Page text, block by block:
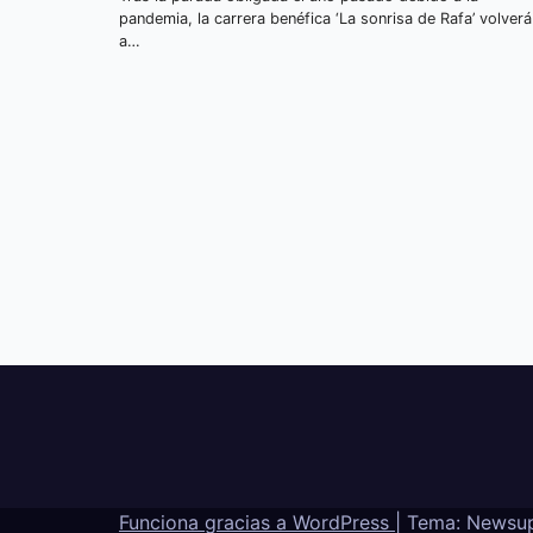
pandemia, la carrera benéfica ‘La sonrisa de Rafa’ volverá
a…
Funciona gracias a WordPress Tema: